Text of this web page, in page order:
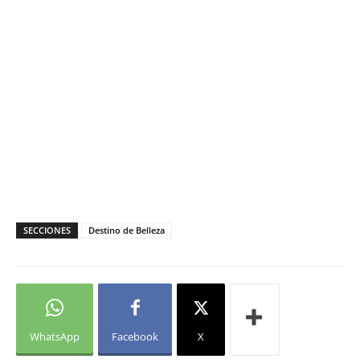
SECCIONES Destino de Belleza
WhatsApp Facebook X